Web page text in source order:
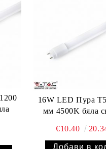
16W LED Пура
мм 4500K бяла
€10.40